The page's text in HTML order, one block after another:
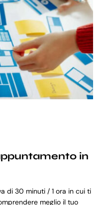
in
di 30 minuti / 1 ora in cui ti
meglio il tuo